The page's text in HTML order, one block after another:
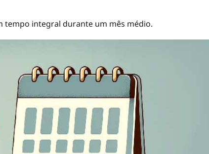
tempo integral durante um mês médio.